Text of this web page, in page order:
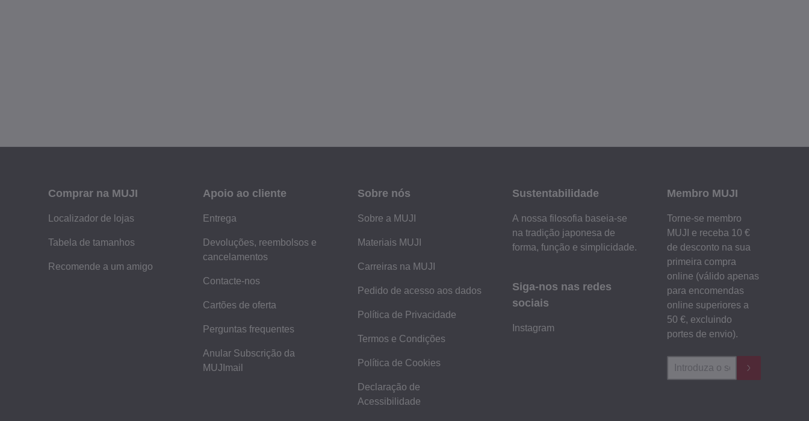
Comprar na MUJI
Localizador de lojas
Tabela de tamanhos
Recomende a um amigo
Apoio ao cliente
Entrega
Devoluções, reembolsos e
cancelamentos
Contacte-nos
Cartões de oferta
Perguntas frequentes
Anular Subscrição da
MUJImail
Sobre nós
Sobre a MUJI
Materiais MUJI
Carreiras na MUJI
Pedido de acesso aos dados
Política de Privacidade
Termos e Condições
Política de Cookies
Declaração de
Acessibilidade
Sustentabilidade
A nossa filosofia baseia-se
na tradição japonesa de
forma, função e simplicidade.
Siga-nos nas redes
sociais
Instagram
Membro MUJI
Torne-se membro
MUJI e receba 10 €
de desconto na sua
primeira compra
online (válido apenas
para encomendas
online superiores a
50 €, excluindo
portes de envio).